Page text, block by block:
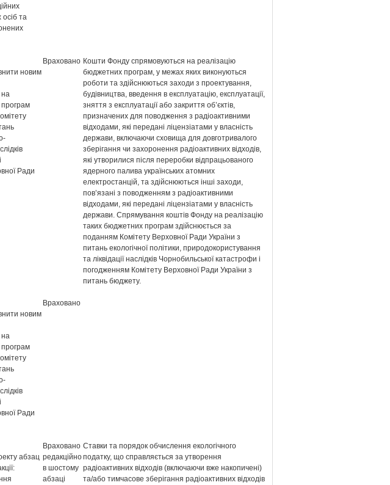
осіб та
новим
на
Ради
Враховано Кошти Фонду спрямовуються на реалізацію
бюджетних програм, у межах яких виконуються
роботи та здійснюються заходи з проектування,
будівництва, введення в експлуатацію, експлуатації,
зняття з експлуатації або закриття об’єктів,
призначених для поводження з радіоактивними
відходами, які передані ліцензіатами у власність
держави, включаючи сховища для довготривалого
зберігання чи захоронення радіоактивних відходів,
які утворилися після переробки відпрацьованого
ядерного палива українських атомних
електростанцій, та здійснюються інші заходи,
пов’язані з поводженням з радіоактивними
відходами, які передані ліцензіатами у власність
держави. Спрямування коштів Фонду на реалізацію
таких бюджетних програм здійснюється за
поданням Комітету Верховної Ради України з
питань екологічної політики, природокористування
та ліквідації наслідків Чорнобильської катастрофи і
погодженням Комітету Верховної Ради України з
питань бюджету.
новим
на
Ради
Враховано
абзац
Враховано
редакційно
в шостому
абзаці
Ставки та порядок обчислення екологічного
податку, що справляється за утворення
радіоактивних відходів (включаючи вже накопичені)
та/або тимчасове зберігання радіоактивних відходів